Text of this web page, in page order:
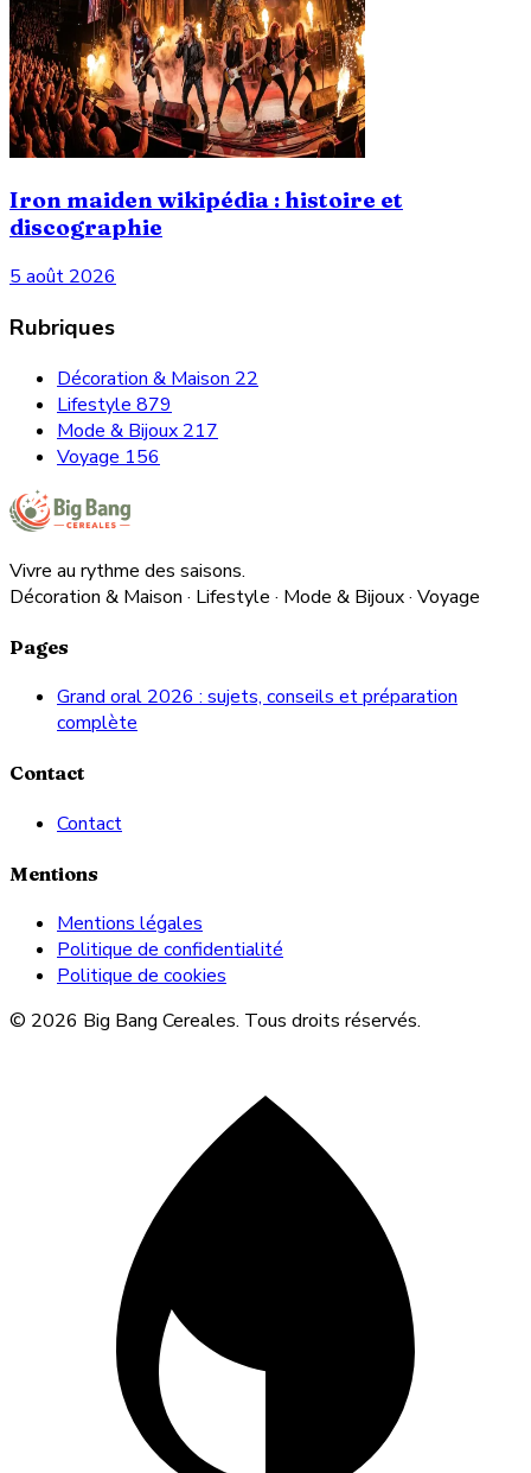
Iron maiden wikipédia : histoire et
discographie
5 août 2026
Rubriques
Décoration & Maison 22
Lifestyle 879
Mode & Bijoux 217
Voyage 156
Vivre au rythme des saisons.
Décoration & Maison · Lifestyle · Mode & Bijoux · Voyage
Pages
Grand oral 2026 : sujets, conseils et préparation
complète
Contact
Contact
Mentions
Mentions légales
Politique de confidentialité
Politique de cookies
© 2026 Big Bang Cereales. Tous droits réservés.